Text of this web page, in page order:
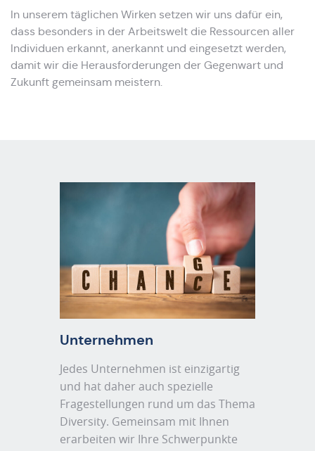
In unserem täglichen Wirken setzen wir uns dafür ein,
dass besonders in der Arbeitswelt die Ressourcen aller
Individuen erkannt, anerkannt und eingesetzt werden,
damit wir die Herausforderungen der Gegenwart und
Zukunft gemeinsam meistern.
Unternehmen
Jedes Unternehmen ist einzigartig
und hat daher auch spezielle
Fragestellungen rund um das Thema
Diversity. Gemeinsam mit Ihnen
erarbeiten wir Ihre Schwerpunkte